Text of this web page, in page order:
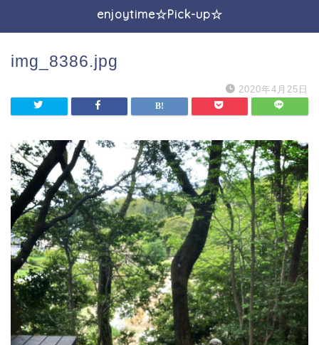
enjoytime☆Pick-up☆
img_8386.jpg
2020年4月25日